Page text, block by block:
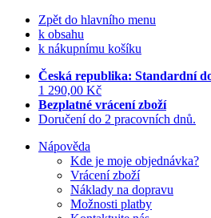
Zpět do hlavního menu
k obsahu
k nákupnímu košíku
Česká republika: Standardní
1 290,00 Kč
Bezplatné vrácení zboží
Doručení do 2 pracovních dnů.
Nápověda
Kde je moje objednávka?
Vrácení zboží
Náklady na dopravu
Možnosti platby